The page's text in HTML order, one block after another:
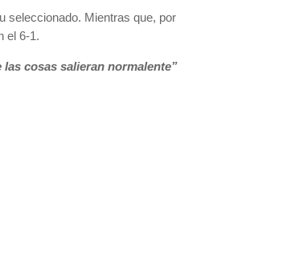
seleccionado. Mientras que, por
el 6-1.
las cosas salieran normalente”